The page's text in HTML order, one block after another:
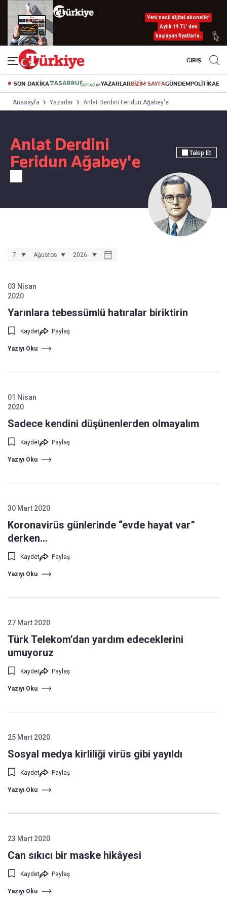
Yeni nesil dijital abonelik!
Aylık 19 TL’ den
başlayan fiyatlarla.
GİRİŞ
SON DAKİKA YAZARLARBİZİM SAYFAGÜNDEMPOLİTİKA
Anasayfa Yazarlar Anlat Derdini Feridun Ağabey'e
Anlat Derdini
Feridun Ağabey'e
Takip Et
03 Nisan
2020
Yarınlara tebessümlü hatıralar biriktirin
Kaydet Paylaş
Yazıyı Oku
01 Nisan
2020
Sadece kendini düşünenlerden olmayalım
Kaydet Paylaş
Yazıyı Oku
30 Mart 2020
Koronavirüs günlerinde “evde hayat var”
derken…
Kaydet Paylaş
Yazıyı Oku
27 Mart 2020
Türk Telekom’dan yardım edeceklerini
umuyoruz
Kaydet Paylaş
Yazıyı Oku
25 Mart 2020
Sosyal medya kirliliği virüs gibi yayıldı
Kaydet Paylaş
Yazıyı Oku
23 Mart 2020
Can sıkıcı bir maske hikâyesi
Kaydet Paylaş
Yazıyı Oku